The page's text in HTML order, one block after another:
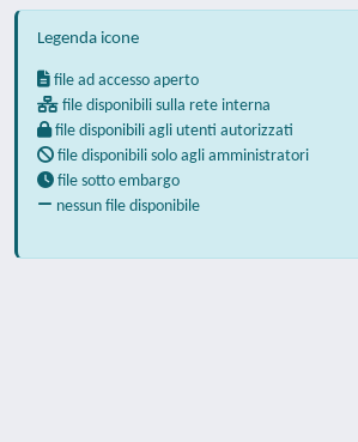
Legenda icone
file ad accesso aperto
file disponibili sulla rete interna
file disponibili agli utenti autorizzati
file disponibili solo agli amministratori
file sotto embargo
nessun file disponibile